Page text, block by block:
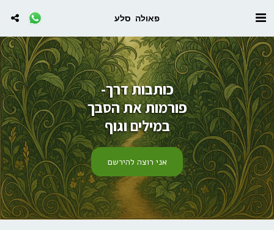
פאולה סלע
כותבות דרך-
פורמות את הסבך
במילים וגוף
אני רוצה להירשם